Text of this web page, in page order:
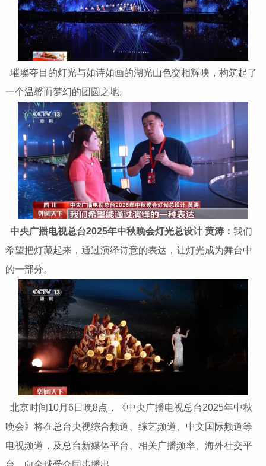
璀璨夺目的灯光与如诗如画的湖光山色交相辉映，构筑起了
一个温馨而梦幻的团圆之地。
中央广播电视总台2025年中秋晚会灯光总设计 黄涛： 我们
希望把灯藏起来，通过演绎诗意的表达，让灯光成为舞台中
的一部分。
北京时间10月6日晚8点，《中央广播电视总台2025年中秋
晚会》将在总台央视综合频道、综艺频道、中文国际频道等
电视频道，及总台新媒体平台、相关广播频率、海外社交平